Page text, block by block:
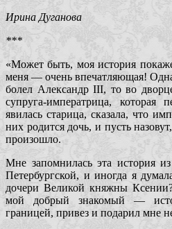
Ирина Дуганова
***
«Может быть, моя история
меня — очень впечатляющая!
болел Александр III, то во
супруга-императрица,
явилась старица, сказала, что
них родится дочь, и пусть
произошло.
Мне запомнилась эта история
Петербургской, и иногда я
дочери Великой княжны
мой добрый знакомый —
границей, привез и подарил мне